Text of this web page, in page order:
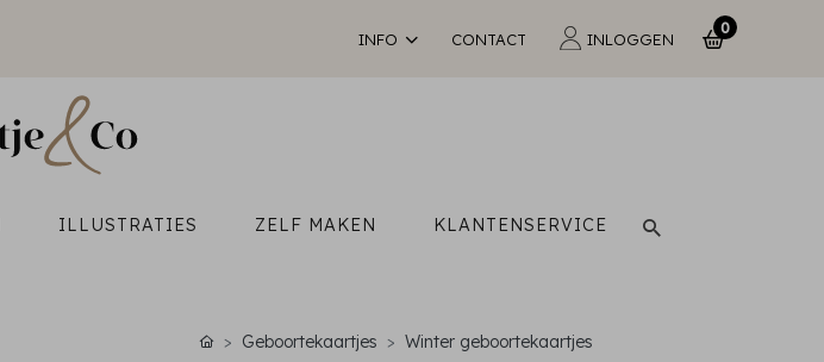
INFO CONTACT INLOGGEN
0
ILLUSTRATIES ZELF MAKEN KLANTENSERVICE
Geboortekaartjes Winter geboortekaartjes